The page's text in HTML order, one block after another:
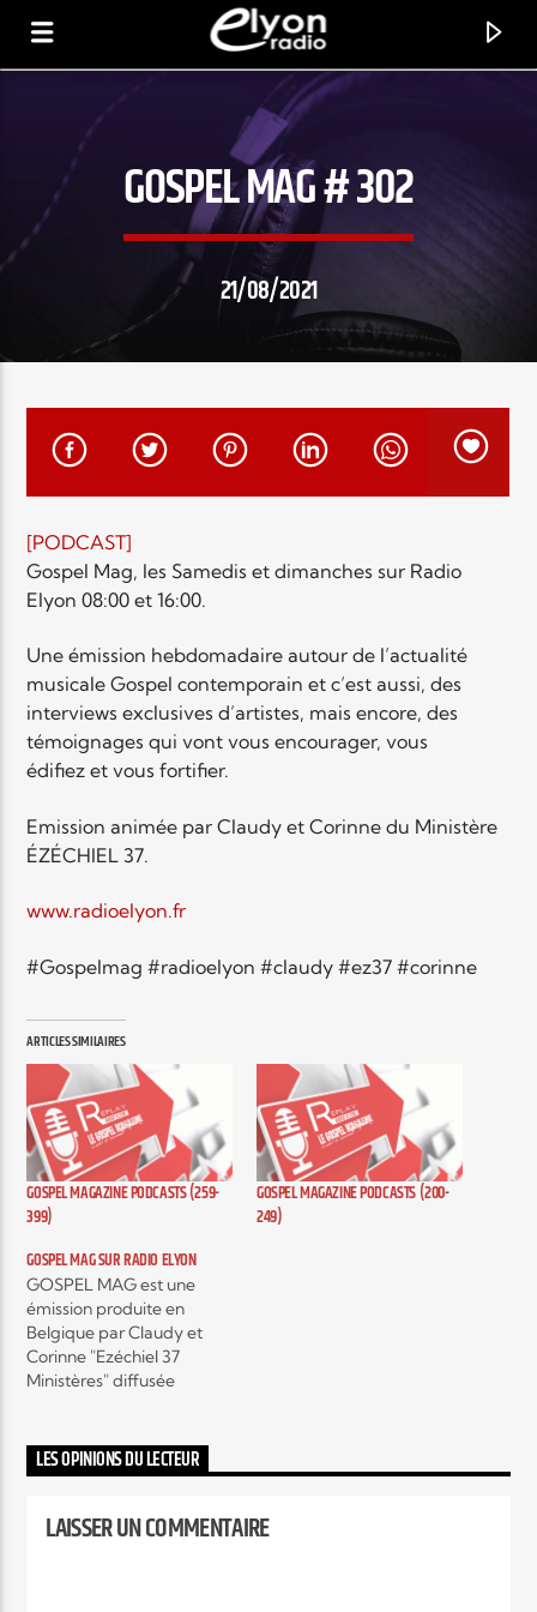
RADIO ELYON
POSITIVE ET ENCOURAGEANTE !
EN CE MOMENT
TITRE
ARTISTE
Radio Elyon
Elyon Rhema
Elyon Live
Elyon Kids
GOSPEL MAG # 302
21/08/2021
[PODCAST]
Gospel Mag, les Samedis et dimanches sur Radio
Elyon 08:00 et 16:00.
Une émission hebdomadaire autour de l’actualité
musicale Gospel contemporain et c’est aussi, des
interviews exclusives d’artistes, mais encore, des
témoignages qui vont vous encourager, vous
édifiez et vous fortifier.
Emission animée par Claudy et Corinne du Ministère
ÉZÉCHIEL 37.
www.radioelyon.fr
#Gospelmag #radioelyon #claudy #ez37 #corinne
ARTICLES SIMILAIRES
GOSPEL MAGAZINE PODCASTS (259-
399)
GOSPEL MAGAZINE PODCASTS (200-
249)
GOSPEL MAG SUR RADIO ELYON
GOSPEL MAG est une
émission produite en
Belgique par Claudy et
Corinne "Ezéchiel 37
Ministères" diffusée
hebdomadaire autour de
l'actualité musicale Gospel
aussi, des interviews
LES OPINIONS DU LECTEUR
LAISSER UN COMMENTAIRE